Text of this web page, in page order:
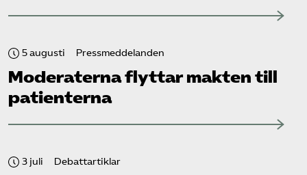
5 augusti Pressmeddelanden
Moderaterna flyttar makten till
patienterna
3 juli Debattartiklar